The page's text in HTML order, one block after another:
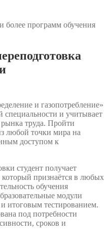
более программ обучения
и газопотребление»
специальности и учитывает
труда. Пройти
любой точки мира на
доступом к
студент получает
который признаётся в любых
обучения
модули
итоговым тестированием.
под потребности
сроков и